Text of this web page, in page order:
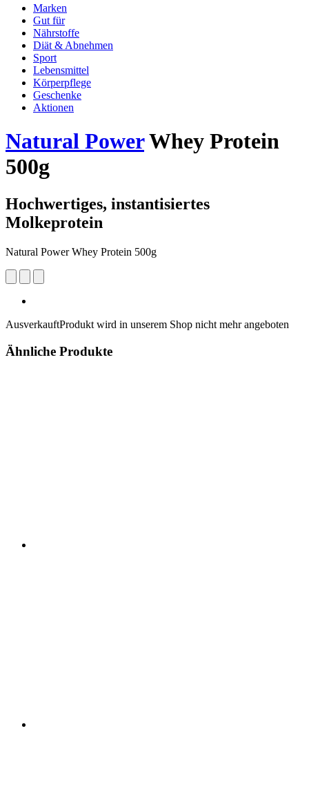
Marken
Gut für
Nährstoffe
Diät & Abnehmen
Sport
Lebensmittel
Körperpflege
Geschenke
Aktionen
Natural PowerWhey Protein
500g
Hochwertiges, instantisiertes
Molkeprotein
Natural Power Whey Protein 500g
AusverkauftProdukt wird in unserem Shop nicht mehr angeboten
Ähnliche Produkte